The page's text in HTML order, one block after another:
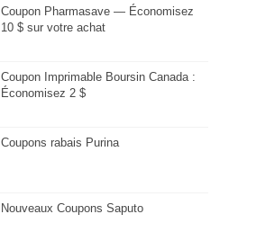
Coupon Pharmasave — Économisez
10 $ sur votre achat
Coupon Imprimable Boursin Canada :
Économisez 2 $
Coupons rabais Purina
Nouveaux Coupons Saputo